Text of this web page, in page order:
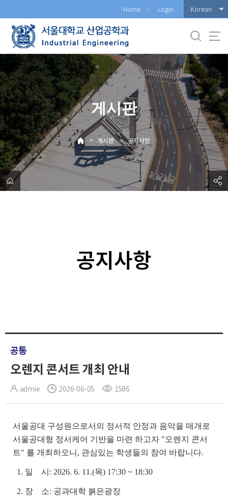
로
메
뉴
Home Login Korean
게시판
> 게시판 > 공지사항
공지사항
공통
오렌지 콘서트 개최 안내
admie 2026-06-05 1586
서울공대 구성원으로서의 정서적 안정과 음악을 매개로
서울공대형 정서케어 기반을 마련 하고자 "오렌지 콘서
트" 를 개최하오니, 관심있는 학생들의 참여 바랍니다.
1. 일 시: 2026. 6. 11.(목) 17:30 ~ 18:30
2. 장 소: 공과대학 붉은광장